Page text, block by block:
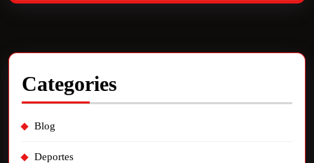
Categories
Blog
Deportes